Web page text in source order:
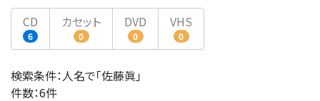
CD
6
カセット
0
DVD
0
VHS
0
検索条件：人名で「佐藤眞」
件数：6件